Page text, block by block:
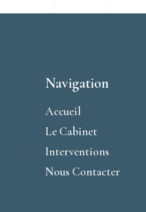
Navigation
Accueil
Le Cabinet
Interventions
Nous Contacter